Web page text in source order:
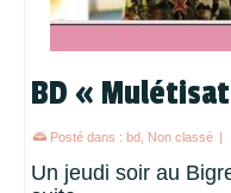
BD «
Posté dans : bd, Non classé
Un jeudi soir au